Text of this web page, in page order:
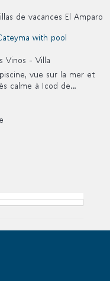
de vacances El Amparo
Vinos - Villa
vue sur la mer et
calme à Icod de...